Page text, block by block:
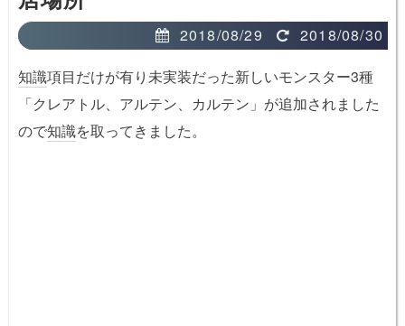
2018/08/29
2018/08/30
知識項目だけが有り未実装だった新しいモンスター3種
「クレアトル、アルテン、カルテン」が追加されました
ので知識を取ってきました。